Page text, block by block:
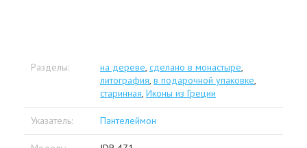
Разделы: на дереве, сделано в монастыре,
литография, в подарочной упаковке,
старинная, Иконы из Греции
Указатель: Пантелеймон